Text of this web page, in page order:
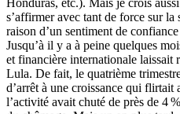
s’affirmer avec tant de force sur la
raison d’un sentiment de
Jusqu’à il y a à peine quelques
et financière internationale laissait
Lula. De fait, le quatrième
d’arrêt à une croissance qui flirtait
l’activité avait chuté de près de 4